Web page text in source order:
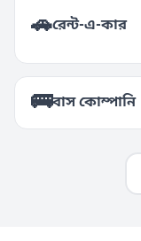
🚗রেন্ট-এ-কার
🚌বাস কোম্পানি